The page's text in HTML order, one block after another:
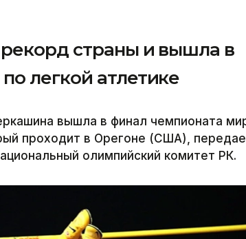
рекорд страны и вышла в
легкой атлетике
вышла в финал чемпионата
проходит в Орегоне (США),
олимпийский комитет РК.